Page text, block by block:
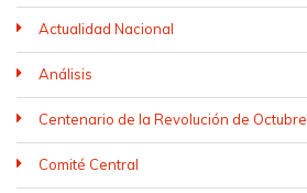
Actualidad Nacional
Análisis
Centenario de la Revolución de Octubre
Comité Central